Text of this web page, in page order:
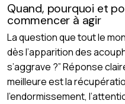
Quand, pourquoi et
commencer à agir
La question que tout le
dès l’apparition des
s’aggrave ?” Réponse
meilleure est la
l’endormissement,